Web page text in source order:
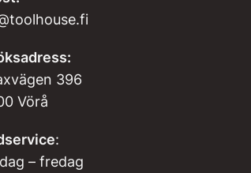
396
Vörå
:
– fredag